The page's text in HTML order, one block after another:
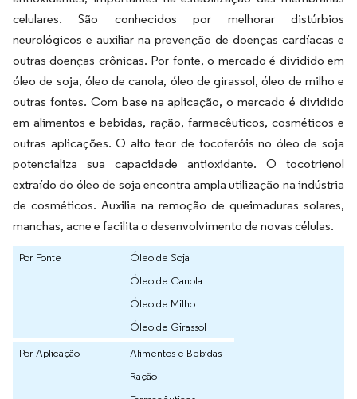
celulares. São conhecidos por melhorar distúrbios
neurológicos e auxiliar na prevenção de doenças cardíacas e
outras doenças crônicas. Por fonte, o mercado é dividido em
óleo de soja, óleo de canola, óleo de girassol, óleo de milho e
outras fontes. Com base na aplicação, o mercado é dividido
em alimentos e bebidas, ração, farmacêuticos, cosméticos e
outras aplicações. O alto teor de tocoferóis no óleo de soja
potencializa sua capacidade antioxidante. O tocotrienol
extraído do óleo de soja encontra ampla utilização na indústria
de cosméticos. Auxilia na remoção de queimaduras solares,
manchas, acne e facilita o desenvolvimento de novas células.
Por Fonte
Óleo de Soja
Óleo de Canola
Óleo de Milho
Óleo de Girassol
Por Aplicação
Alimentos e Bebidas
Ração